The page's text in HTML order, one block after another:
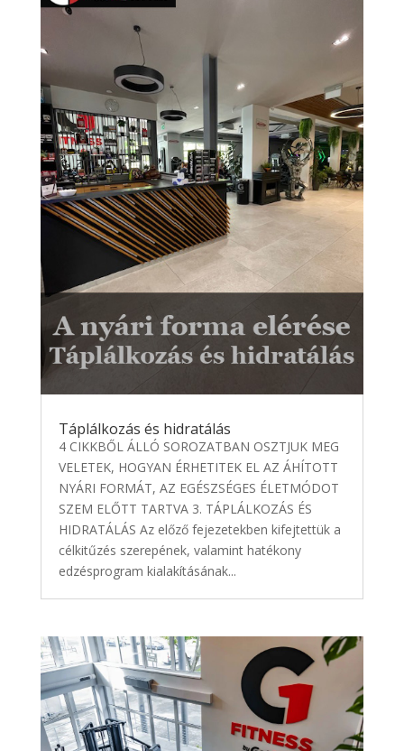
Táplálkozás és hidratálás
4 CIKKBŐL ÁLLÓ SOROZATBAN OSZTJUK MEG
VELETEK, HOGYAN ÉRHETITEK EL AZ ÁHÍTOTT
NYÁRI FORMÁT, AZ EGÉSZSÉGES ÉLETMÓDOT
SZEM ELŐTT TARTVA 3. TÁPLÁLKOZÁS ÉS
HIDRATÁLÁS Az előző fejezetekben kifejtettük a
célkitűzés szerepének, valamint hatékony
edzésprogram kialakításának...